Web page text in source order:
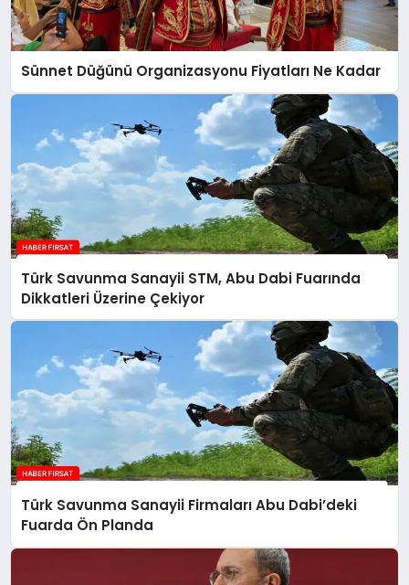
Sünnet Düğünü Organizasyonu Fiyatları Ne Kadar
Türk Savunma Sanayii STM, Abu Dabi Fuarında
Dikkatleri Üzerine Çekiyor
Türk Savunma Sanayii Firmaları Abu Dabi’deki
Fuarda Ön Planda